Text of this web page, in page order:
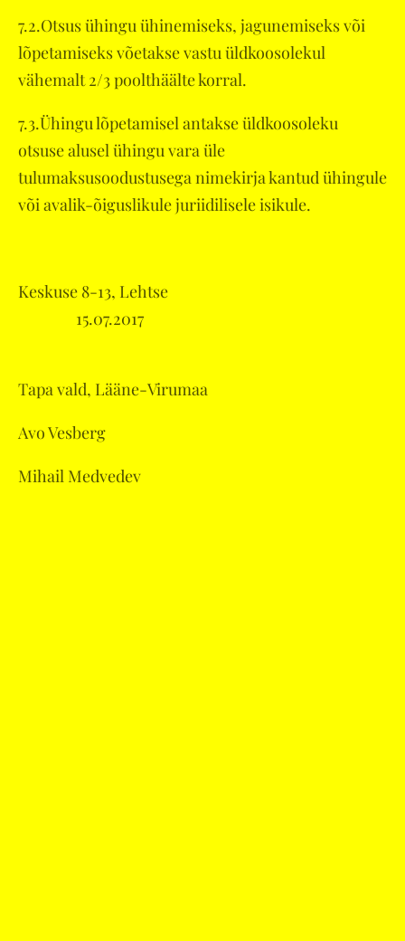
7.2.Otsus ühingu ühinemiseks, jagunemiseks või
lõpetamiseks võetakse vastu üldkoosolekul
vähemalt 2/3 poolthäälte korral.
7.3.Ühingu lõpetamisel antakse üldkoosoleku
otsuse alusel ühingu vara üle
tulumaksusoodustusega nimekirja kantud ühingule
või avalik-õiguslikule juriidilisele isikule.
Keskuse 8-13, Lehtse
15.07.2017
Tapa vald, Lääne-Virumaa
Avo Vesberg
Mihail Medvedev